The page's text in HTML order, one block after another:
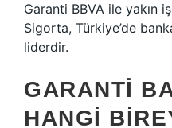
Garanti BBVA ile yakın
Sigorta, Türkiye’de
liderdir.
GARANTI
HANGI